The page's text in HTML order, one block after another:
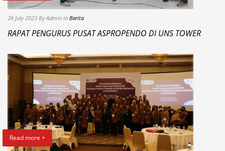
26 July 2023 By Admin in Berita
RAPAT PENGURUS PUSAT ASPROPENDO DI UNS TOWER
Read more +